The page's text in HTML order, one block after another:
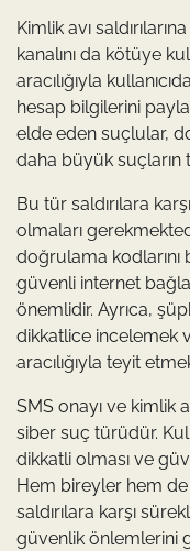
Kimlik avı
kanalını da kötüye
aracılığıyla
hesap bilgilerini
elde eden suçlular,
daha büyük suçların
Bu tür saldırılara
olmaları
doğrulama
güvenli internet
önemlidir. Ayrıca,
dikkatlice incelemek
aracılığıyla teyit
SMS onayı ve kimlik
siber suç türüdür.
dikkatli olması ve
Hem bireyler hem
saldırılara karşı
güvenlik önlemlerini